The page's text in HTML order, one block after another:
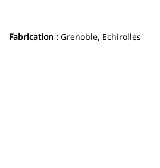
Fabrication : Grenoble, Echirolles